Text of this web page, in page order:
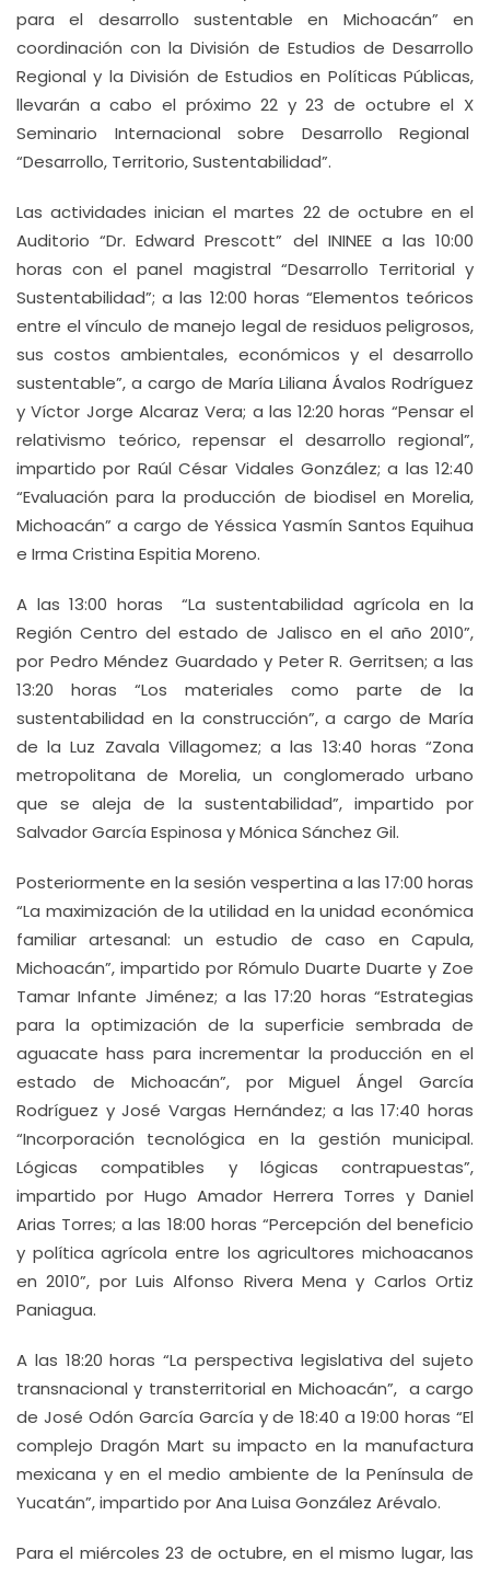
para el desarrollo sustentable en Michoacán” en
coordinación con la División de Estudios de Desarrollo
Regional y la División de Estudios en Políticas Públicas,
llevarán a cabo el próximo 22 y 23 de octubre el X
Seminario Internacional sobre Desarrollo Regional
“Desarrollo, Territorio, Sustentabilidad”.
Las actividades inician el martes 22 de octubre en el
Auditorio “Dr. Edward Prescott” del ININEE a las 10:00
horas con el panel magistral “Desarrollo Territorial y
Sustentabilidad”; a las 12:00 horas “Elementos teóricos
entre el vínculo de manejo legal de residuos peligrosos,
sus costos ambientales, económicos y el desarrollo
sustentable”, a cargo de María Liliana Ávalos Rodríguez
y Víctor Jorge Alcaraz Vera; a las 12:20 horas “Pensar el
relativismo teórico, repensar el desarrollo regional”,
impartido por Raúl César Vidales González; a las 12:40
“Evaluación para la producción de biodisel en Morelia,
Michoacán” a cargo de Yéssica Yasmín Santos Equihua
e Irma Cristina Espitia Moreno.
A las 13:00 horas “La sustentabilidad agrícola en la
Región Centro del estado de Jalisco en el año 2010”,
por Pedro Méndez Guardado y Peter R. Gerritsen; a las
13:20 horas “Los materiales como parte de la
sustentabilidad en la construcción”, a cargo de María
de la Luz Zavala Villagomez; a las 13:40 horas “Zona
metropolitana de Morelia, un conglomerado urbano
que se aleja de la sustentabilidad”, impartido por
Salvador García Espinosa y Mónica Sánchez Gil.
Posteriormente en la sesión vespertina a las 17:00 horas
“La maximización de la utilidad en la unidad económica
familiar artesanal: un estudio de caso en Capula,
Michoacán”, impartido por Rómulo Duarte Duarte y Zoe
Tamar Infante Jiménez; a las 17:20 horas “Estrategias
para la optimización de la superficie sembrada de
aguacate hass para incrementar la producción en el
estado de Michoacán”, por Miguel Ángel García
Rodríguez y José Vargas Hernández; a las 17:40 horas
“Incorporación tecnológica en la gestión municipal.
Lógicas compatibles y lógicas contrapuestas”,
impartido por Hugo Amador Herrera Torres y Daniel
Arias Torres; a las 18:00 horas “Percepción del beneficio
y política agrícola entre los agricultores michoacanos
en 2010”, por Luis Alfonso Rivera Mena y Carlos Ortiz
Paniagua.
A las 18:20 horas “La perspectiva legislativa del sujeto
transnacional y transterritorial en Michoacán”, a cargo
de José Odón García García y de 18:40 a 19:00 horas “El
complejo Dragón Mart su impacto en la manufactura
mexicana y en el medio ambiente de la Península de
Yucatán”, impartido por Ana Luisa González Arévalo.
Para el miércoles 23 de octubre, en el mismo lugar, las